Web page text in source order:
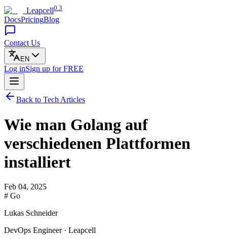
Leapcell0.3
DocsPricingBlog
Contact Us
EN
Log inSign up for FREE
Back to Tech Articles
Wie man Golang auf
verschiedenen Plattformen
installiert
Feb 04, 2025
# Go
Lukas Schneider
DevOps Engineer · Leapcell